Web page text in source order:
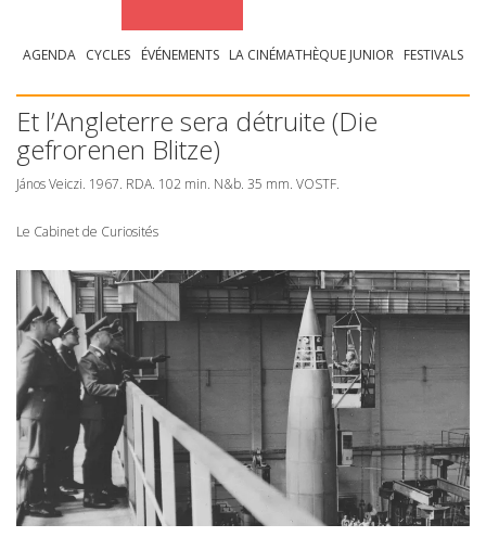
AGENDA CYCLES ÉVÉNEMENTS LA CINÉMATHÈQUE JUNIOR FESTIVALS
Et l’Angleterre sera détruite (Die
gefrorenen Blitze)
János Veiczi. 1967. RDA. 102 min. N&b. 35 mm. VOSTF.
Le Cabinet de Curiosités